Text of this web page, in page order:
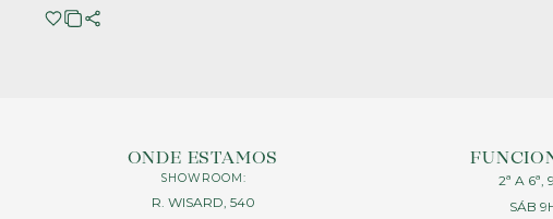
ONDE ESTAMOS
SHOWROOM:
R. WISARD, 540
2ª A 6ª,
SÁB